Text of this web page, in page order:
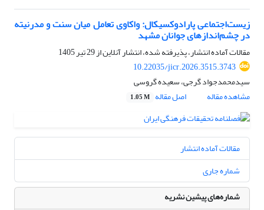
زیست‌اجتماعی پارادوکسیکال: واکاوی تعامل میان سنت و مدرنیته
در چشم‌اندازهای جوانان مشهد
مقالات آماده انتشار، پذیرفته شده، انتشار آنلاین از29 تیر 1405
10.22035/jicr.2026.3515.3743
سیدمحمدجواد گرجی، سعیده گروسی
مشاهده مقاله
اصل مقاله 1.05 M
مقالات آماده انتشار
شماره جاری
شماره‌های پیشین نشریه